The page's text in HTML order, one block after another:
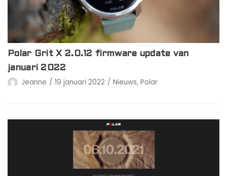
Polar Grit X 2.0.12 firmware update van
januari 2022
Jeanne 19 januari 2022 Nieuws, Polar